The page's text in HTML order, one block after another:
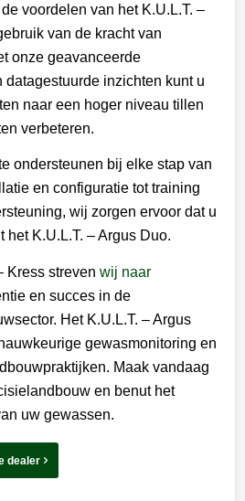
voordelen van het K.U.L.T. –
van de kracht van
onze geavanceerde
inzichten kunt u
naar een hoger niveau tillen
verbeteren.
ondersteunen bij elke stap van
en configuratie tot training
wij zorgen ervoor dat u
het K.U.L.T. – Argus Duo.
Kress strevenwij naar
en succes in de
Het K.U.L.T. – Argus
gewasmonitoring en
Maak vandaag
en benut het
uw gewassen.
dealer